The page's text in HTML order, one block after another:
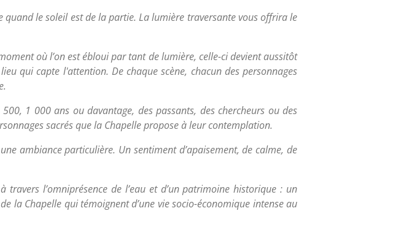
le soleil est de la partie. La lumière traversante vous offrira le
où l’on est ébloui par tant de lumière, celle-ci devient aussitôt
qui capte l'attention. De chaque scène, chacun des personnages
1 000 ans ou davantage, des passants, des chercheurs ou des
sacrés que la Chapelle propose à leur contemplation.
ambiance particulière. Un sentiment d’apaisement, de calme, de
l’omniprésence de l’eau et d’un patrimoine historique : un
la Chapelle qui témoignent d’une vie socio-économique intense au